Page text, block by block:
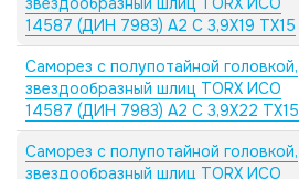
14587 (ДИН 7983) А2 C 3,9X19 TX15
Саморез с полупотайной головкой,
звездообразный шлиц TORX ИСО
14587 (ДИН 7983) А2 C 3,9X22 TX15
Саморез с полупотайной головкой,
звездообразный шлиц TORX ИСО